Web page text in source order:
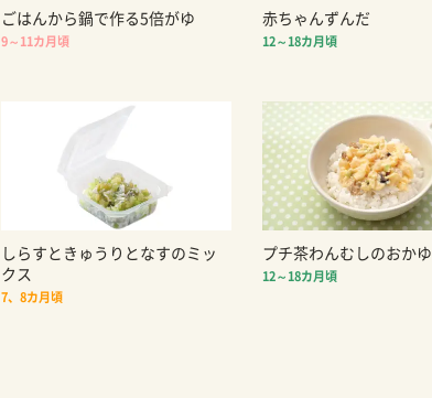
ごはんから鍋で作る5倍がゆ
9～11カ月頃
赤ちゃんずんだ
12～18カ月頃
しらすときゅうりとなすのミッ
クス
7、8カ月頃
プチ茶わんむしのおかゆ
12～18カ月頃